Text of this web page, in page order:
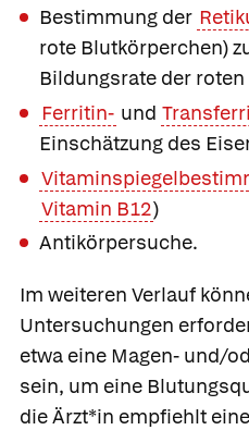
Bestimmung der
rote Blutkörperchen)
Bildungsrate der
Ferritin- und
Einschätzung des
Vitamin B12)
Antikörpersuche.
Im weiteren Verlauf
Untersuchungen
etwa eine Magen- und/
sein, um eine
die Ärzt*in empfiehlt